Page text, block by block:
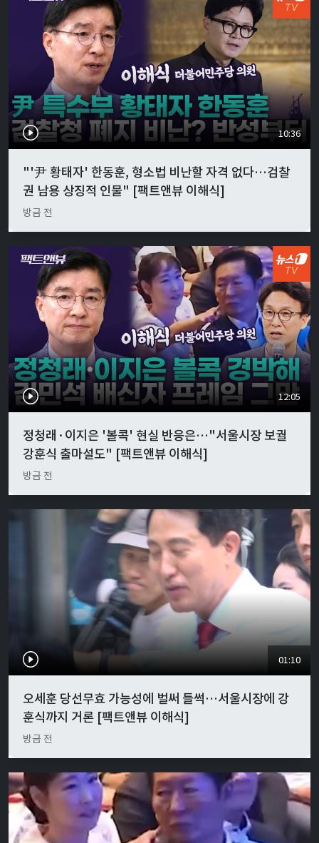
10:36
"'尹 황태자' 한동훈, 형소법 비난할 자격 없다…검찰
권 남용 상징적 인물" [팩트앤뷰 이해식]
방금 전
12:05
정청래·이지은 '볼콕' 현실 반응은…"서울시장 보궐
강훈식 출마설도" [팩트앤뷰 이해식]
방금 전
01:10
오세훈 당선무효 가능성에 벌써 들썩…서울시장에 강
훈식까지 거론 [팩트앤뷰 이해식]
방금 전